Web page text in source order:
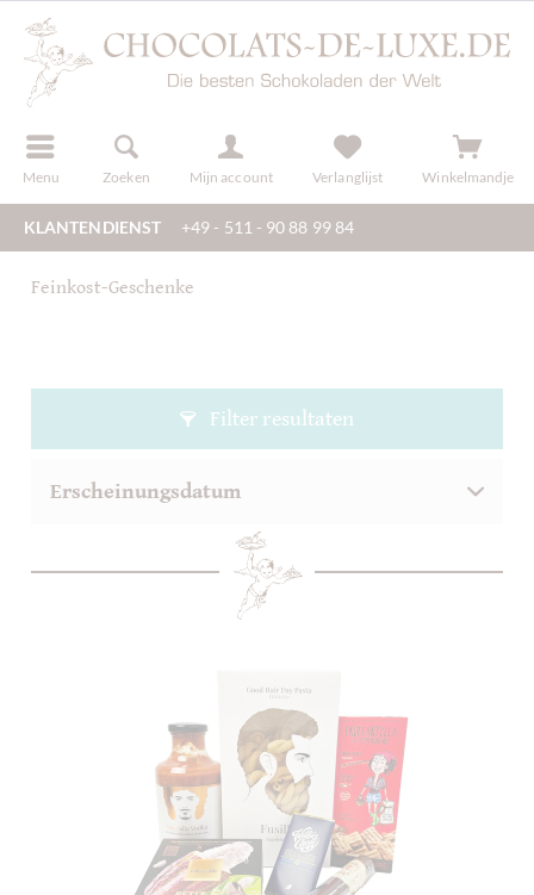
Menu Zoeken Mijn account
registreren Verlanglijst Winkelmandje
KLANTENDIENST +49 - 511 - 90 88 99 84
Feinkost-Geschenke
Filter resultaten